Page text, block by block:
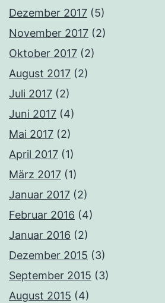
Dezember 2017 (5)
November 2017 (2)
Oktober 2017 (2)
August 2017 (2)
Juli 2017 (2)
Juni 2017 (4)
Mai 2017 (2)
April 2017 (1)
März 2017 (1)
Januar 2017 (2)
Februar 2016 (4)
Januar 2016 (2)
Dezember 2015 (3)
September 2015 (3)
August 2015 (4)